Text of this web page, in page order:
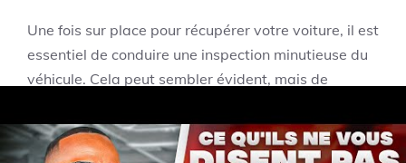
Une fois sur place pour récupérer votre voiture, il est
essentiel de conduire une inspection minutieuse du
véhicule. Cela peut sembler évident, mais de
cruciale. Voici comment procéder :